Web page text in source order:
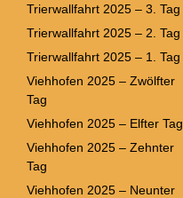
Trierwallfahrt 2025 – 3. Tag
Trierwallfahrt 2025 – 2. Tag
Trierwallfahrt 2025 – 1. Tag
Viehhofen 2025 – Zwölfter
Tag
Viehhofen 2025 – Elfter Tag
Viehhofen 2025 – Zehnter
Tag
Viehhofen 2025 – Neunter